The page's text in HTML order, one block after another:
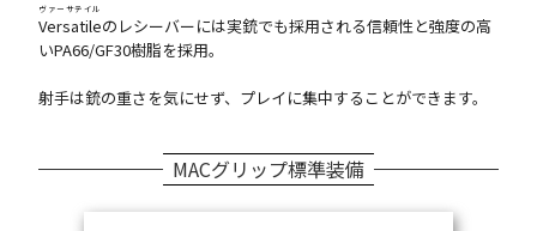
Versatile
ヴァーサテイル
のレシーバーには実銃でも採用される信頼性と強度の高
いPA66/GF30樹脂を採用。
射手は銃の重さを気にせず、プレイに集中することができます。
MACグリップ標準装備